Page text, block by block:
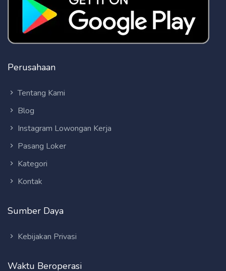
Perusahaan
Tentang Kami
Blog
Instagram Lowongan Kerja
Pasang Loker
Kategori
Kontak
Sumber Daya
Kebijakan Privasi
Waktu Beroperasi